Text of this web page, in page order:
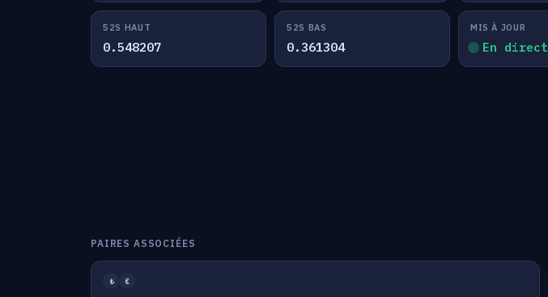
52S HAUT
0.548207
52S BAS
0.361304
MIS À JOUR
En direct
PAIRES ASSOCIÉES
₺ €